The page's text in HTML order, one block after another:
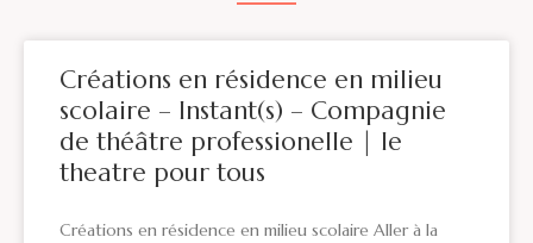
Créations en résidence en milieu
scolaire – Instant(s) – Compagnie
de théâtre professionelle | le
theatre pour tous
Créations en résidence en milieu scolaire Aller à la